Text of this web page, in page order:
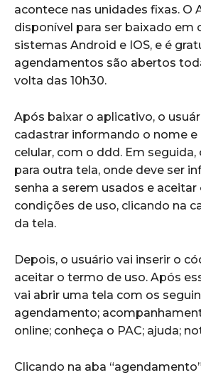
acontece nas unidades fixas. O
disponível para ser baixado em
sistemas Android e IOS, e é
agendamentos são abertos
volta das 10h30.
Após baixar o aplicativo, o
cadastrar informando o nome e
celular, com o ddd. Em
para outra tela, onde deve ser
senha a serem usados e
condições de uso, clicando na
da tela.
Depois, o usuário vai inserir o
aceitar o termo de uso. Após
vai abrir uma tela com os
agendamento;
online; conheça o PAC; ajuda;
Clicando na aba